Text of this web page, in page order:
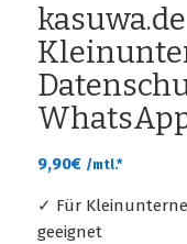
9,90€ /mtl.*
✓ Für
geeignet